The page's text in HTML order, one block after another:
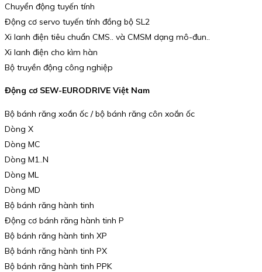
Chuyển động tuyến tính
Động cơ servo tuyến tính đồng bộ SL2
Xi lanh điện tiêu chuẩn CMS.. và CMSM dạng mô-đun..
Xi lanh điện cho kìm hàn
Bộ truyền động công nghiệp
Động cơ SEW-EURODRIVE Việt Nam
Bộ bánh răng xoắn ốc / bộ bánh răng côn xoắn ốc
Dòng X
Dòng MC
Dòng M1..N
Dòng ML
Dòng MD
Bộ bánh răng hành tinh
Động cơ bánh răng hành tinh P
Bộ bánh răng hành tinh XP
Bộ bánh răng hành tinh PX
Bộ bánh răng hành tinh PPK